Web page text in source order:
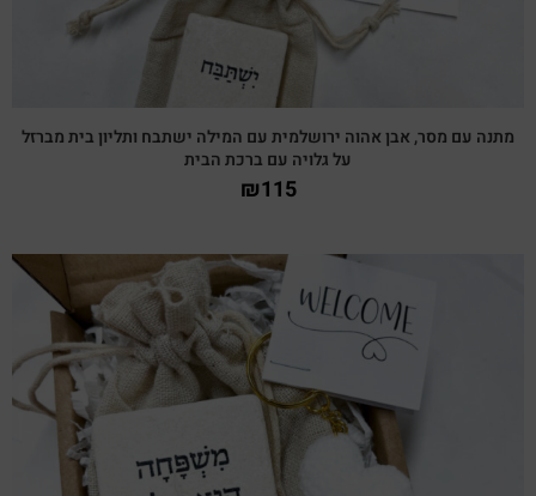
מתנה עם מסר, אבן אהוה ירושלמית עם המילה ישתבח ותליון בית מברזל
על גלויה עם ברכת הבית
₪115
צפייה מהירה